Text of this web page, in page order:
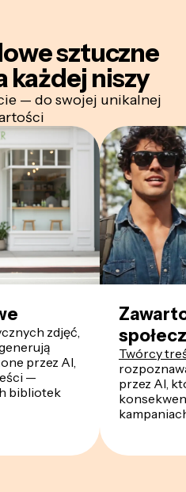
sztuczne
każdej niszy
— do swojej unikalnej
zdjęć,
przez AI,
—
bibliotek
Twórcy
przez AI,